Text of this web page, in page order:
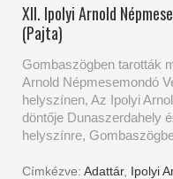
XII. Ipolyi Arnold
(Pajta)
Gombaszögben tarották
Arnold Népmesemondó
helyszínen, Az Ipolyi
döntője Dunaszerdahely
helyszínre,
Címkézve: Adattár, Ipolyi